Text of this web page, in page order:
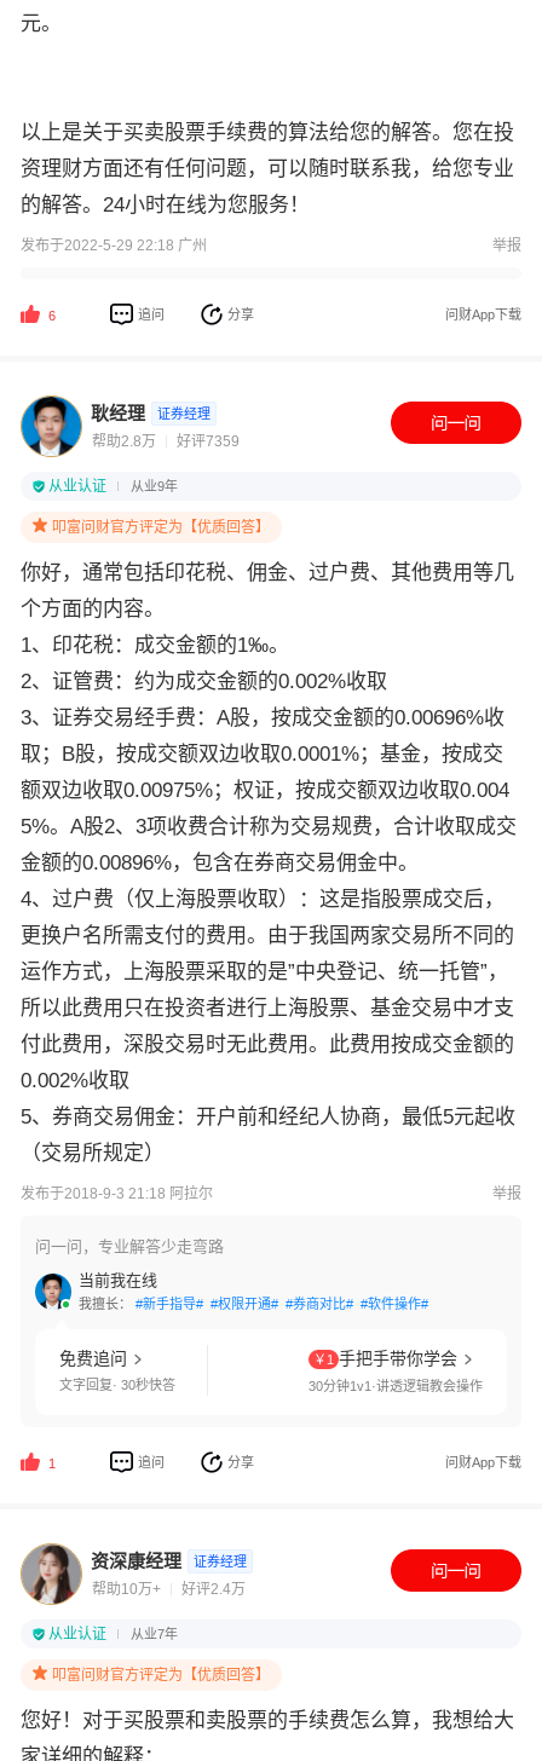
元。
以上是关于买卖股票手续费的算法给您的解答。您在投
资理财方面还有任何问题，可以随时联系我，给您专业
的解答。24小时在线为您服务！
发布于2022-5-29 22:18 广州 举报
6 追问 分享 问财App下载
耿经理 证券经理
帮助2.8万 好评7359
从业认证 从业9年
叩富问财官方评定为【优质回答】
你好，通常包括印花税、佣金、过户费、其他费用等几
个方面的内容。
1、印花税：成交金额的1‰。
2、证管费：约为成交金额的0.002%收取
3、证券交易经手费：A股，按成交金额的0.00696%收
取；B股，按成交额双边收取0.0001%；基金，按成交
额双边收取0.00975%；权证，按成交额双边收取0.004
5%。A股2、3项收费合计称为交易规费，合计收取成交
金额的0.00896%，包含在券商交易佣金中。
4、过户费（仅上海股票收取）：这是指股票成交后，
更换户名所需支付的费用。由于我国两家交易所不同的
运作方式，上海股票采取的是”中央登记、统一托管”，
所以此费用只在投资者进行上海股票、基金交易中才支
付此费用，深股交易时无此费用。此费用按成交金额的
0.002%收取
5、券商交易佣金：开户前和经纪人协商，最低5元起收
（交易所规定）
发布于2018-9-3 21:18 阿拉尔 举报
问一问，专业解答少走弯路
当前我在线
我擅长： #新手指导# #权限开通# #券商对比# #软件操作#
免费追问
文字回复· 30秒快答
￥1 手把手带你学会
30分钟1v1·讲透逻辑教会操作
1 追问 分享 问财App下载
资深康经理 证券经理
帮助10万+ 好评2.4万
从业认证 从业7年
叩富问财官方评定为【优质回答】
您好！对于买股票和卖股票的手续费怎么算，我想给大